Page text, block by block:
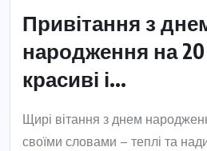
Привітання з
народження на 20
красиві і...
Щирі вітання з днем
своїми словами – теплі та